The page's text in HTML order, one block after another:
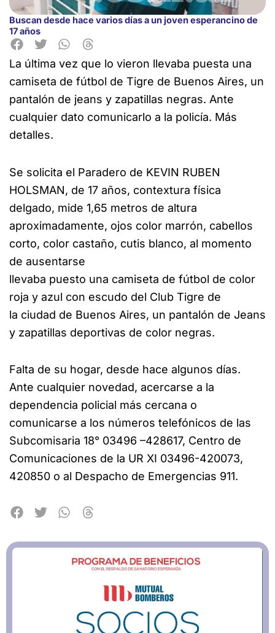
Buscan desde hace varios días a un joven esperancino de
17 años
La última vez que lo vieron llevaba puesta una
camiseta de fútbol de Tigre de Buenos Aires, un
pantalón de jeans y zapatillas negras. Ante
cualquier dato comunicarlo a la policía. Más
detalles.
Se solicita el Paradero de KEVIN RUBEN
HOLSMAN, de 17 años, contextura física
delgado, mide 1,65 metros de altura
aproximadamente, ojos color marrón, cabellos
corto, color castaño, cutis blanco, al momento
de ausentarse
llevaba puesto una camiseta de fútbol de color
roja y azul con escudo del Club Tigre de
la ciudad de Buenos Aires, un pantalón de Jeans
y zapatillas deportivas de color negras.
Falta de su hogar, desde hace algunos días.
Ante cualquier novedad, acercarse a la
dependencia policial más cercana o
comunicarse a los números telefónicos de las
Subcomisaria 18° 03496 –428617, Centro de
Comunicaciones de la UR XI 03496-420073,
420850 o al Despacho de Emergencias 911.